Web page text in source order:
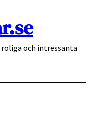
och intressanta